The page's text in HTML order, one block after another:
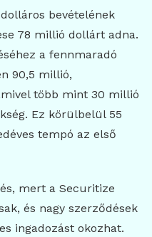
bevételének
78 millió dollárt adna.
a fennmaradó
90,5 millió,
több mint 30 millió
Ez körülbelül 55
tempó az első
mert a Securitize
és nagy szerződések
ingadozást okozhat.